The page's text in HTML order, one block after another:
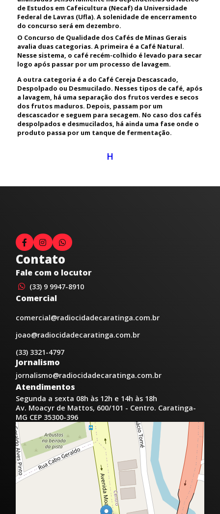
de Estudos em Cafeicultura (Necaf) da Universidade
Federal de Lavras (Ufla). A solenidade de encerramento
do concurso será em dezembro.
O Concurso de Qualidade dos Cafés de Minas Gerais
avalia duas categorias. A primeira é a Café Natural.
Nesse sistema, o café recém-colhido é levado para secar
logo após passar por um processo de lavagem.
A outra categoria é a do Café Cereja Descascado,
Despolpado ou Desmucilado. Nesses tipos de café, após
a lavagem, há uma separação dos frutos verdes e secos
dos frutos maduros. Depois, passam por um
descascador e seguem para secagem. No caso dos cafés
despolpados e desmucilados, há ainda uma fase onde o
produto passa por um tanque de fermentação.
H
Contato
Fale com o locutor
(33) 9 9947-8910
Comercial
comercial@radiocidadecaratinga.com.br
joao@radiocidadecaratinga.com.br
(33) 3321-4797
Jornalismo
jornalismo@radiocidadecaratinga.com.br
Atendimentos
Segunda a sexta 08h às 12h e 14h às 18h
Av. Moacyr de Mattos, 600/101 - Centro. Caratinga-
MG CEP 35300-396